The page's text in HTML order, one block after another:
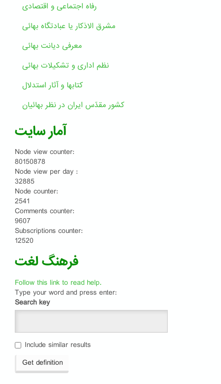
رفاه اجتماعی و اقتصادی
مشرق الاذکار یا عبادتگاه بهائی
معرفی دیانت بهائی
نظم اداری و تشکیلات بهائی
کتابها و آثار استدلال
کشور مقدّس ایران در نظر بهائیان
آمار سایت
Node view counter:
80150878
Node view per day :
32885
Node counter:
2541
Comments counter:
9607
Subscriptions counter:
12520
فرهنگ لغت
Follow this link to read help.
Type your word and press enter:
Search key
Include similar results
Get definition